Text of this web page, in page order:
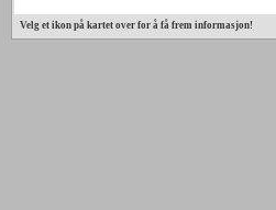
Velg et ikon på kartet over for å få frem informasjon!